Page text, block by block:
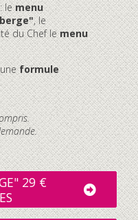
lemenu
, le
du Chef lemenu
formule
29 €